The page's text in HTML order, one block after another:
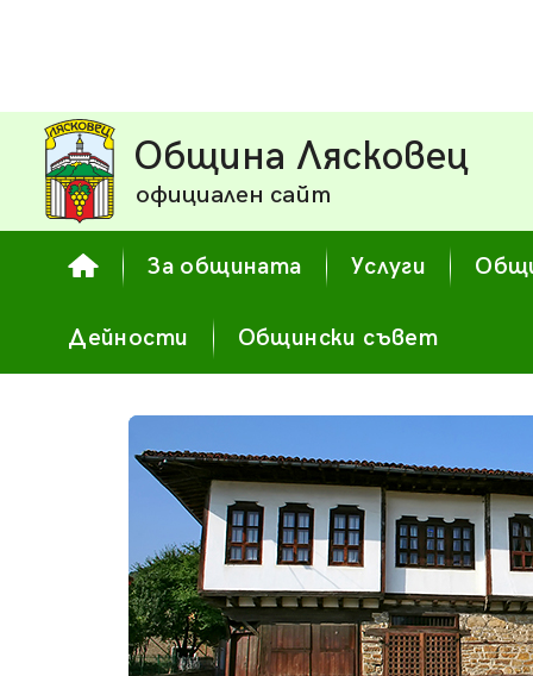
Община Лясковец
официален сайт
За общината Услуги
Дейности Общински съвет